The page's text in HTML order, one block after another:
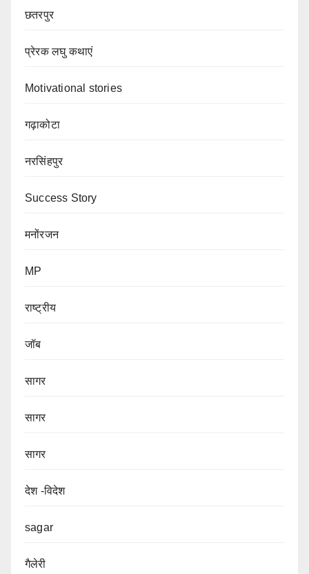
छतरपुर
प्रेरक लघु कथाएं
Motivational stories
गढ़ाकोटा
नरसिंहपुर
Success Story
मनोंरजन
MP
राष्ट्रीय
जॉब
सागर
सागर
सागर
देश -विदेश
sagar
गैलेरी